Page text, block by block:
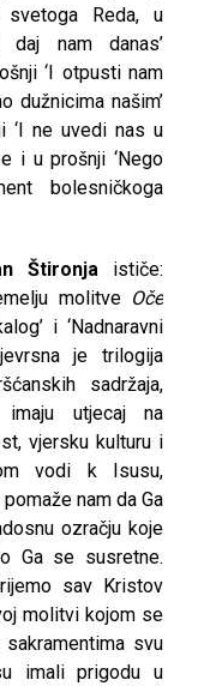
svetoga Reda, u
daj nam danas’
‘I otpusti nam
dužnicima našim’
‘I ne uvedi nas u
i u prošnji ‘Nego
bolesničkoga
Štironja ističe:
molitveOče
i ‘Nadnaravni
je trilogija
sadržaja,
utjecaj na
vjersku kulturu i
vodi k Isusu,
nam da Ga
ozračju koje
Ga se susretne.
sav Kristov
molitvi kojom se
svu
imali prigodu u